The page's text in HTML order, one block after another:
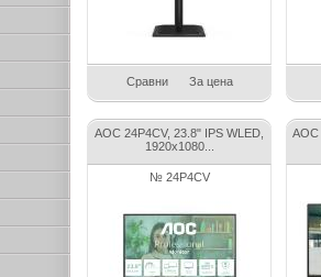
Сравни За цена
AOC 24P4CV, 23.8" IPS WLED,
1920x1080...
№ 24P4CV
AOC